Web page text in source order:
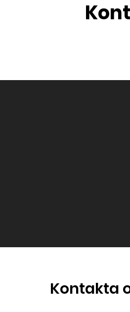
Kontakta